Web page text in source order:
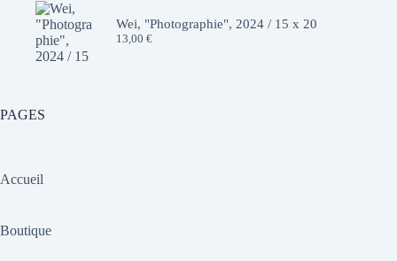
10,00 €.
7,00 €.
Wei, "Photographie", 2024 / 15 x 20
13,00 €
PAGES
Accueil
Boutique